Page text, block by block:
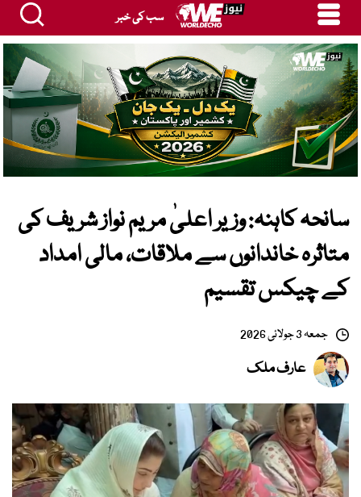
سب کی خبر
سانحہ کاہنہ: وزیر اعلیٰ مریم نواز شریف کی
متاثرہ خاندانوں سے ملاقات، مالی امداد
کے چیکس تقسیم
جمعہ 3 جولائی 2026
عارف ملک